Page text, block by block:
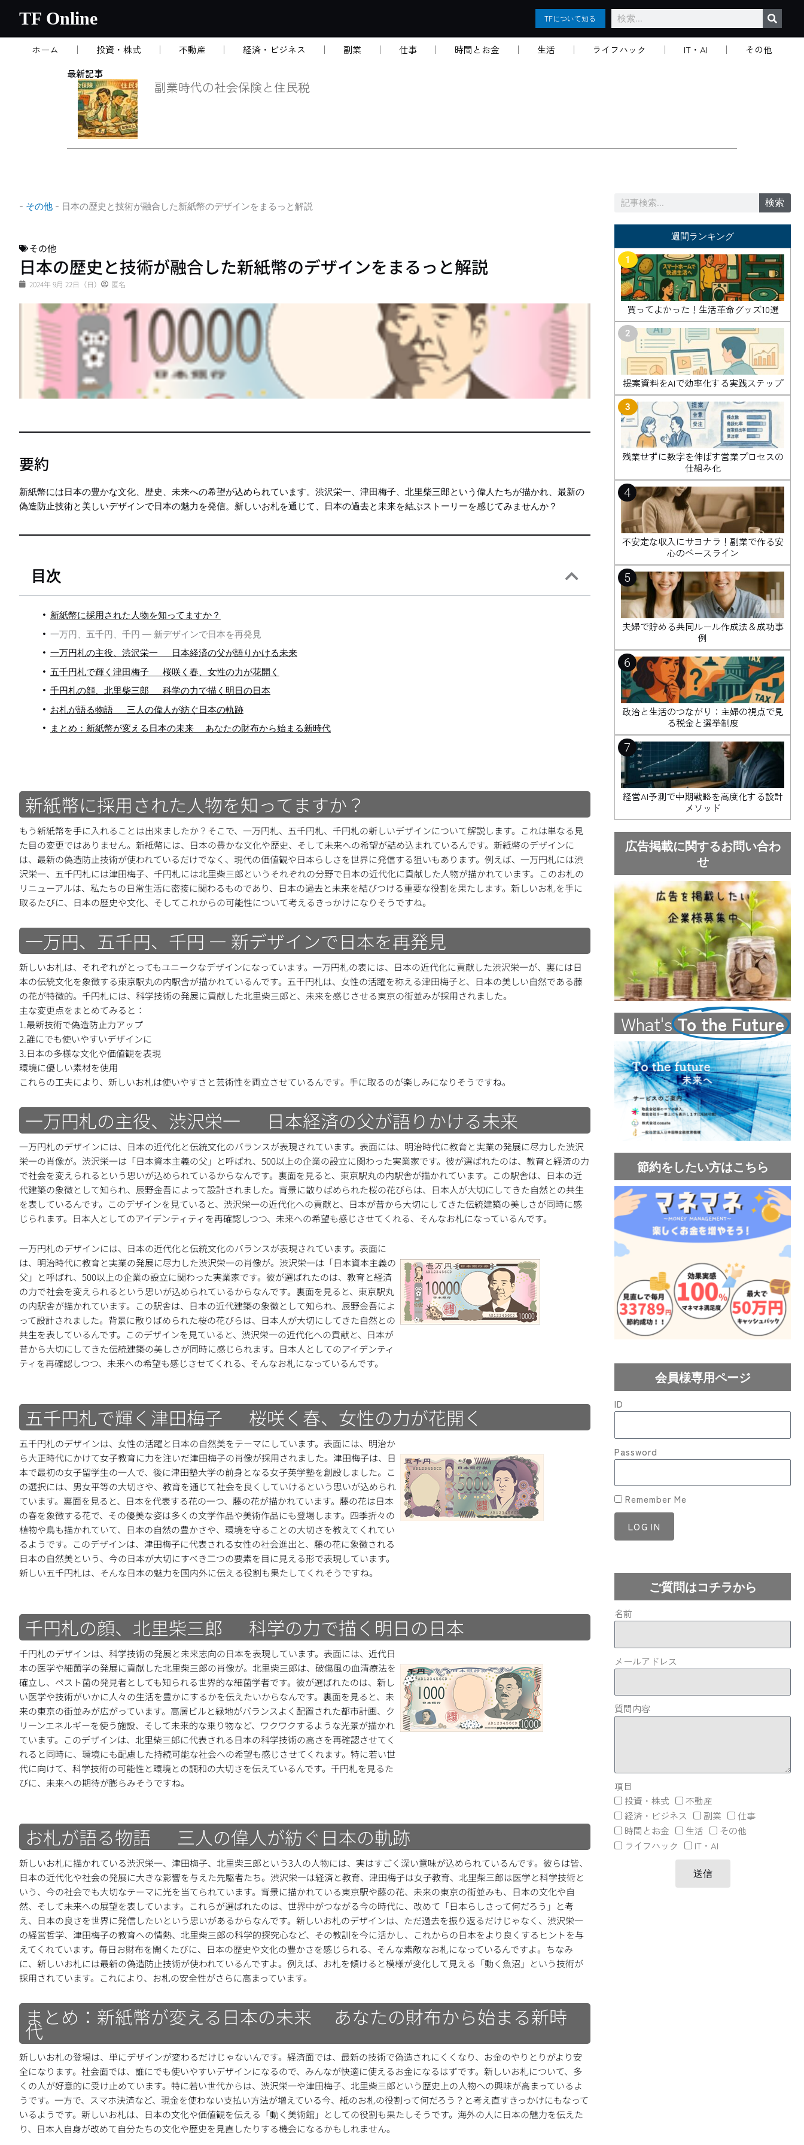
を
TF Online TFについて知る
検
索
ホーム 投資・株式 不動産 経済・ビジネス 副業 仕事 時間とお金 生活 ライフハック IT・AI
その他
最新記事
副業時代の社会保険と住民税
- その他 - 日本の歴史と技術が融合した新紙幣のデザインをまるっと解説
その他
日本の歴史と技術が融合した新紙幣のデザインをまるっと解説
2024年 9月 22日（日） 匿名
要約
新紙幣には日本の豊かな文化、歴史、未来への希望が込められています。渋沢栄一、津田梅子、北里柴三郎という偉人たちが描かれ、最新の
偽造防止技術と美しいデザインで日本の魅力を発信。新しいお札を通じて、日本の過去と未来を結ぶストーリーを感じてみませんか？
目次
新紙幣に採用された人物を知ってますか？
一万円、五千円、千円 ― 新デザインで日本を再発見
一万円札の主役、渋沢栄一 日本経済の父が語りかける未来
五千円札で輝く津田梅子 桜咲く春、女性の力が花開く
千円札の顔、北里柴三郎 科学の力で描く明日の日本
お札が語る物語 三人の偉人が紡ぐ日本の軌跡
まとめ：新紙幣が変える日本の未来 あなたの財布から始まる新時代
新紙幣に採用された人物を知ってますか？
もう新紙幣を手に入れることは出来ましたか？そこで、一万円札、五千円札、千円札の新しいデザインについて解説します。これは単なる見
た目の変更ではありません。新紙幣には、日本の豊かな文化や歴史、そして未来への希望が詰め込まれているんです。新紙幣のデザインに
は、最新の偽造防止技術が使われているだけでなく、現代の価値観や日本らしさを世界に発信する狙いもあります。例えば、一万円札には渋
沢栄一、五千円札には津田梅子、千円札には北里柴三郎というそれぞれの分野で日本の近代化に貢献した人物が描かれています。このお札の
リニューアルは、私たちの日常生活に密接に関わるものであり、日本の過去と未来を結びつける重要な役割を果たします。新しいお札を手に
取るたびに、日本の歴史や文化、そしてこれからの可能性について考えるきっかけになりそうですね。
一万円、五千円、千円 ― 新デザインで日本を再発見
新しいお札は、それぞれがとってもユニークなデザインになっています。一万円札の表には、日本の近代化に貢献した渋沢栄一が、裏には日
本の伝統文化を象徴する東京駅丸の内駅舎が描かれているんです。五千円札は、女性の活躍を称える津田梅子と、日本の美しい自然である藤
の花が特徴的。千円札には、科学技術の発展に貢献した北里柴三郎と、未来を感じさせる東京の街並みが採用されました。
主な変更点をまとめてみると：
1.最新技術で偽造防止力アップ
2.誰にでも使いやすいデザインに
3.日本の多様な文化や価値観を表現
環境に優しい素材を使用
これらの工夫により、新しいお札は使いやすさと芸術性を両立させているんです。手に取るのが楽しみになりそうですね。
一万円札の主役、渋沢栄一 日本経済の父が語りかける未来
一万円札のデザインには、日本の近代化と伝統文化のバランスが表現されています。表面には、明治時代に教育と実業の発展に尽力した渋沢
栄一の肖像が。渋沢栄一は「日本資本主義の父」と呼ばれ、500以上の企業の設立に関わった実業家です。彼が選ばれたのは、教育と経済の力
で社会を変えられるという思いが込められているからなんです。裏面を見ると、東京駅丸の内駅舎が描かれています。この駅舎は、日本の近
代建築の象徴として知られ、辰野金吾によって設計されました。背景に散りばめられた桜の花びらは、日本人が大切にしてきた自然との共生
を表しているんです。このデザインを見ていると、渋沢栄一の近代化への貢献と、日本が昔から大切にしてきた伝統建築の美しさが同時に感
じられます。日本人としてのアイデンティティを再確認しつつ、未来への希望も感じさせてくれる、そんなお札になっているんです。
一万円札のデザインには、日本の近代化と伝統文化のバランスが表現されています。表面に
は、明治時代に教育と実業の発展に尽力した渋沢栄一の肖像が。渋沢栄一は「日本資本主義の
父」と呼ばれ、500以上の企業の設立に関わった実業家です。彼が選ばれたのは、教育と経済
の力で社会を変えられるという思いが込められているからなんです。裏面を見ると、東京駅丸
の内駅舎が描かれています。この駅舎は、日本の近代建築の象徴として知られ、辰野金吾によ
って設計されました。背景に散りばめられた桜の花びらは、日本人が大切にしてきた自然との
共生を表しているんです。このデザインを見ていると、渋沢栄一の近代化への貢献と、日本が
昔から大切にしてきた伝統建築の美しさが同時に感じられます。日本人としてのアイデンティ
ティを再確認しつつ、未来への希望も感じさせてくれる、そんなお札になっているんです。
五千円札で輝く津田梅子 桜咲く春、女性の力が花開く
五千円札のデザインは、女性の活躍と日本の自然美をテーマにしています。表面には、明治か
ら大正時代にかけて女子教育に力を注いだ津田梅子の肖像が採用されました。津田梅子は、日
本で最初の女子留学生の一人で、後に津田塾大学の前身となる女子英学塾を創設しました。こ
の選択には、男女平等の大切さや、教育を通じて社会を良くしていけるという思いが込められ
ています。裏面を見ると、日本を代表する花の一つ、藤の花が描かれています。藤の花は日本
の春を象徴する花で、その優美な姿は多くの文学作品や美術作品にも登場します。四季折々の
植物や鳥も描かれていて、日本の自然の豊かさや、環境を守ることの大切さを教えてくれてい
るようです。このデザインは、津田梅子に代表される女性の社会進出と、藤の花に象徴される
日本の自然美という、今の日本が大切にすべき二つの要素を目に見える形で表現しています。
新しい五千円札は、そんな日本の魅力を国内外に伝える役割も果たしてくれそうですね。
千円札の顔、北里柴三郎 科学の力で描く明日の日本
千円札のデザインは、科学技術の発展と未来志向の日本を表現しています。表面には、近代日
本の医学や細菌学の発展に貢献した北里柴三郎の肖像が。北里柴三郎は、破傷風の血清療法を
確立し、ペスト菌の発見者としても知られる世界的な細菌学者です。彼が選ばれたのは、新し
い医学や技術がいかに人々の生活を豊かにするかを伝えたいからなんです。裏面を見ると、未
来の東京の街並みが広がっています。高層ビルと緑地がバランスよく配置された都市計画、ク
リーンエネルギーを使う施設、そして未来的な乗り物など、ワクワクするような光景が描かれ
ています。このデザインは、北里柴三郎に代表される日本の科学技術の高さを再確認させてく
れると同時に、環境にも配慮した持続可能な社会への希望も感じさせてくれます。特に若い世
代に向けて、科学技術の可能性と環境との調和の大切さを伝えているんです。千円札を見るた
びに、未来への期待が膨らみそうですね。
お札が語る物語 三人の偉人が紡ぐ日本の軌跡
新しいお札に描かれている渋沢栄一、津田梅子、北里柴三郎という3人の人物には、実はすごく深い意味が込められているんです。彼らは皆、
日本の近代化や社会の発展に大きな影響を与えた先駆者たち。渋沢栄一は経済と教育、津田梅子は女子教育、北里柴三郎は医学と科学技術と
いう、今の社会でも大切なテーマに光を当てられています。背景に描かれている東京駅や藤の花、未来の東京の街並みも、日本の文化や自
然、そして未来への展望を表しています。これらが選ばれたのは、世界中がつながる今の時代に、改めて「日本らしさって何だろう」と考
え、日本の良さを世界に発信したいという思いがあるからなんです。新しいお札のデザインは、ただ過去を振り返るだけじゃなく、渋沢栄一
の経営哲学、津田梅子の教育への情熱、北里柴三郎の科学的探究心など、その教訓を今に活かし、これからの日本をより良くするヒントを与
えてくれています。毎日お財布を開くたびに、日本の歴史や文化の豊かさを感じられる、そんな素敵なお札になっているんですよ。ちなみ
に、新しいお札には最新の偽造防止技術が使われているんですよ。例えば、お札を傾けると模様が変化して見える「動く魚沼」という技術が
採用されています。これにより、お札の安全性がさらに高まっています。
まとめ：新紙幣が変える日本の未来 あなたの財布から始まる新時
代
新しいお札の登場は、単にデザインが変わるだけじゃないんです。経済面では、最新の技術で偽造されにくくなり、お金のやりとりがより安
全になります。社会面では、誰にでも使いやすいデザインになるので、みんなが快適に使えるお金になるはずです。新しいお札について、多
くの人が好意的に受け止めています。特に若い世代からは、渋沢栄一や津田梅子、北里柴三郎という歴史上の人物への興味が高まっているよ
うです。一方で、スマホ決済など、現金を使わない支払い方法が増えている今、紙のお札の役割って何だろう？と考え直すきっかけにもなって
いるようです。新しいお札は、日本の文化や価値観を伝える「動く美術館」としての役割も果たしそうです。海外の人に日本の魅力を伝えた
り、日本人自身が改めて自分たちの文化や歴史を見直したりする機会になるかもしれません。
検
検索
週間ランキング
1
買ってよかった！生活革命グッズ10選
2
提案資料をAIで効率化する実践ステップ
3
残業せずに数字を伸ばす営業プロセスの
仕組み化
4
不安定な収入にサヨナラ！副業で作る安
心のベースライン
5
夫婦で貯める共同ルール作成法＆成功事
例
6
政治と生活のつながり：主婦の視点で見
る税金と選挙制度
7
経営AI予測で中期戦略を高度化する設計
メソッド
広告掲載に関するお問い合わ
せ
What'sTo the Future
節約をしたい方はこちら
会員様専用ページ
ID
Password
Remember Me
LOG IN
ご質問はコチラから
名前
メールアドレス
質問内容
項目
投資・株式
不動産
経済・ビジネス
副業
仕事
時間とお金
生活
その他
ライフハック
IT・AI
送信